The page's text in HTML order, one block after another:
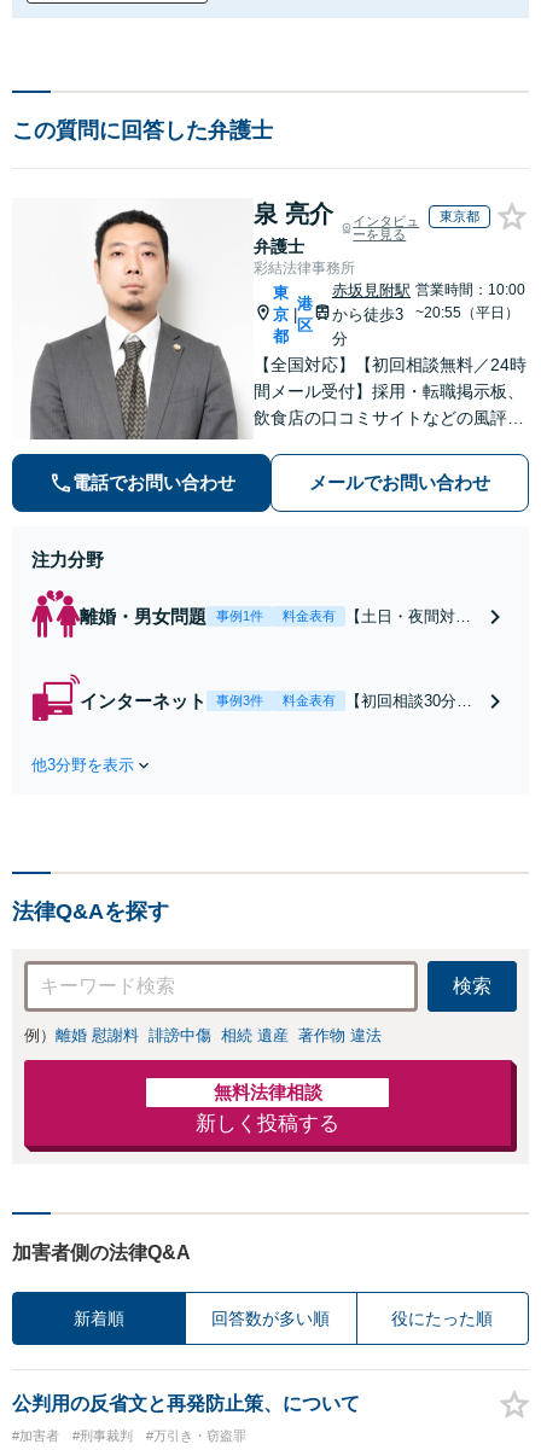
この質問に回答した弁護士
泉 亮介
弁護士
インタビュ
ーを見る
東京都
彩結法律事務所
東
京
都
港
区
赤坂見附駅
から徒歩3
分
営業時間：10:00
~20:55（平日）
【全国対応】【初回相談無料／24時
間メール受付】採用・転職掲示板、
飲食店の口コミサイトなどの風評被
の種類を問わず相談可。可能な限り
早期対応で駆けつけサポート【労
電話でお問い合わせ メールでお問い合わせ
注力分野
離婚・男女問題 事例1件 料金表有
【土日・夜間対応
れたら、サインす
インターネット 事例3件 料金表有
【初回相談30分無
お店の風評被害対
応可：開示請求の
意見照会が来たと
きの対処法、被害
者との示談交渉
他3分野を表示
法律Q&Aを探す
検索
例） 離婚 慰謝料 誹謗中傷 相続 遺産 著作物 違法
無料法律相談
新しく投稿する
加害者側の法律Q&A
新着順 回答数が多い順 役にたった順
公判用の反省文と再発防止策、について
#加害者 #刑事裁判 #万引き・窃盗罪